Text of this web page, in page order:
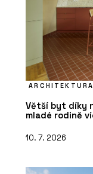
ARCHITEKTURA
Větší byt díky
mladé rodině
10. 7. 2026